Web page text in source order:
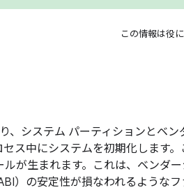
この情報は役
、システム パーティションとベン
ス中にシステムを初期化します。
が生まれます。これは、ベンダ
）の安定性が損なわれるような